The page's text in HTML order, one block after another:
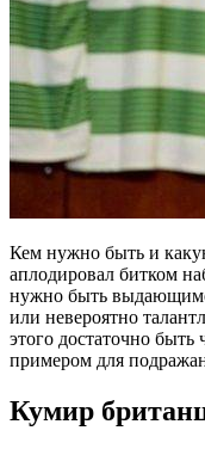
Кем нужно быть и
аплодировал битком
нужно быть
или невероятно
этого достаточно
примером для
Кумир